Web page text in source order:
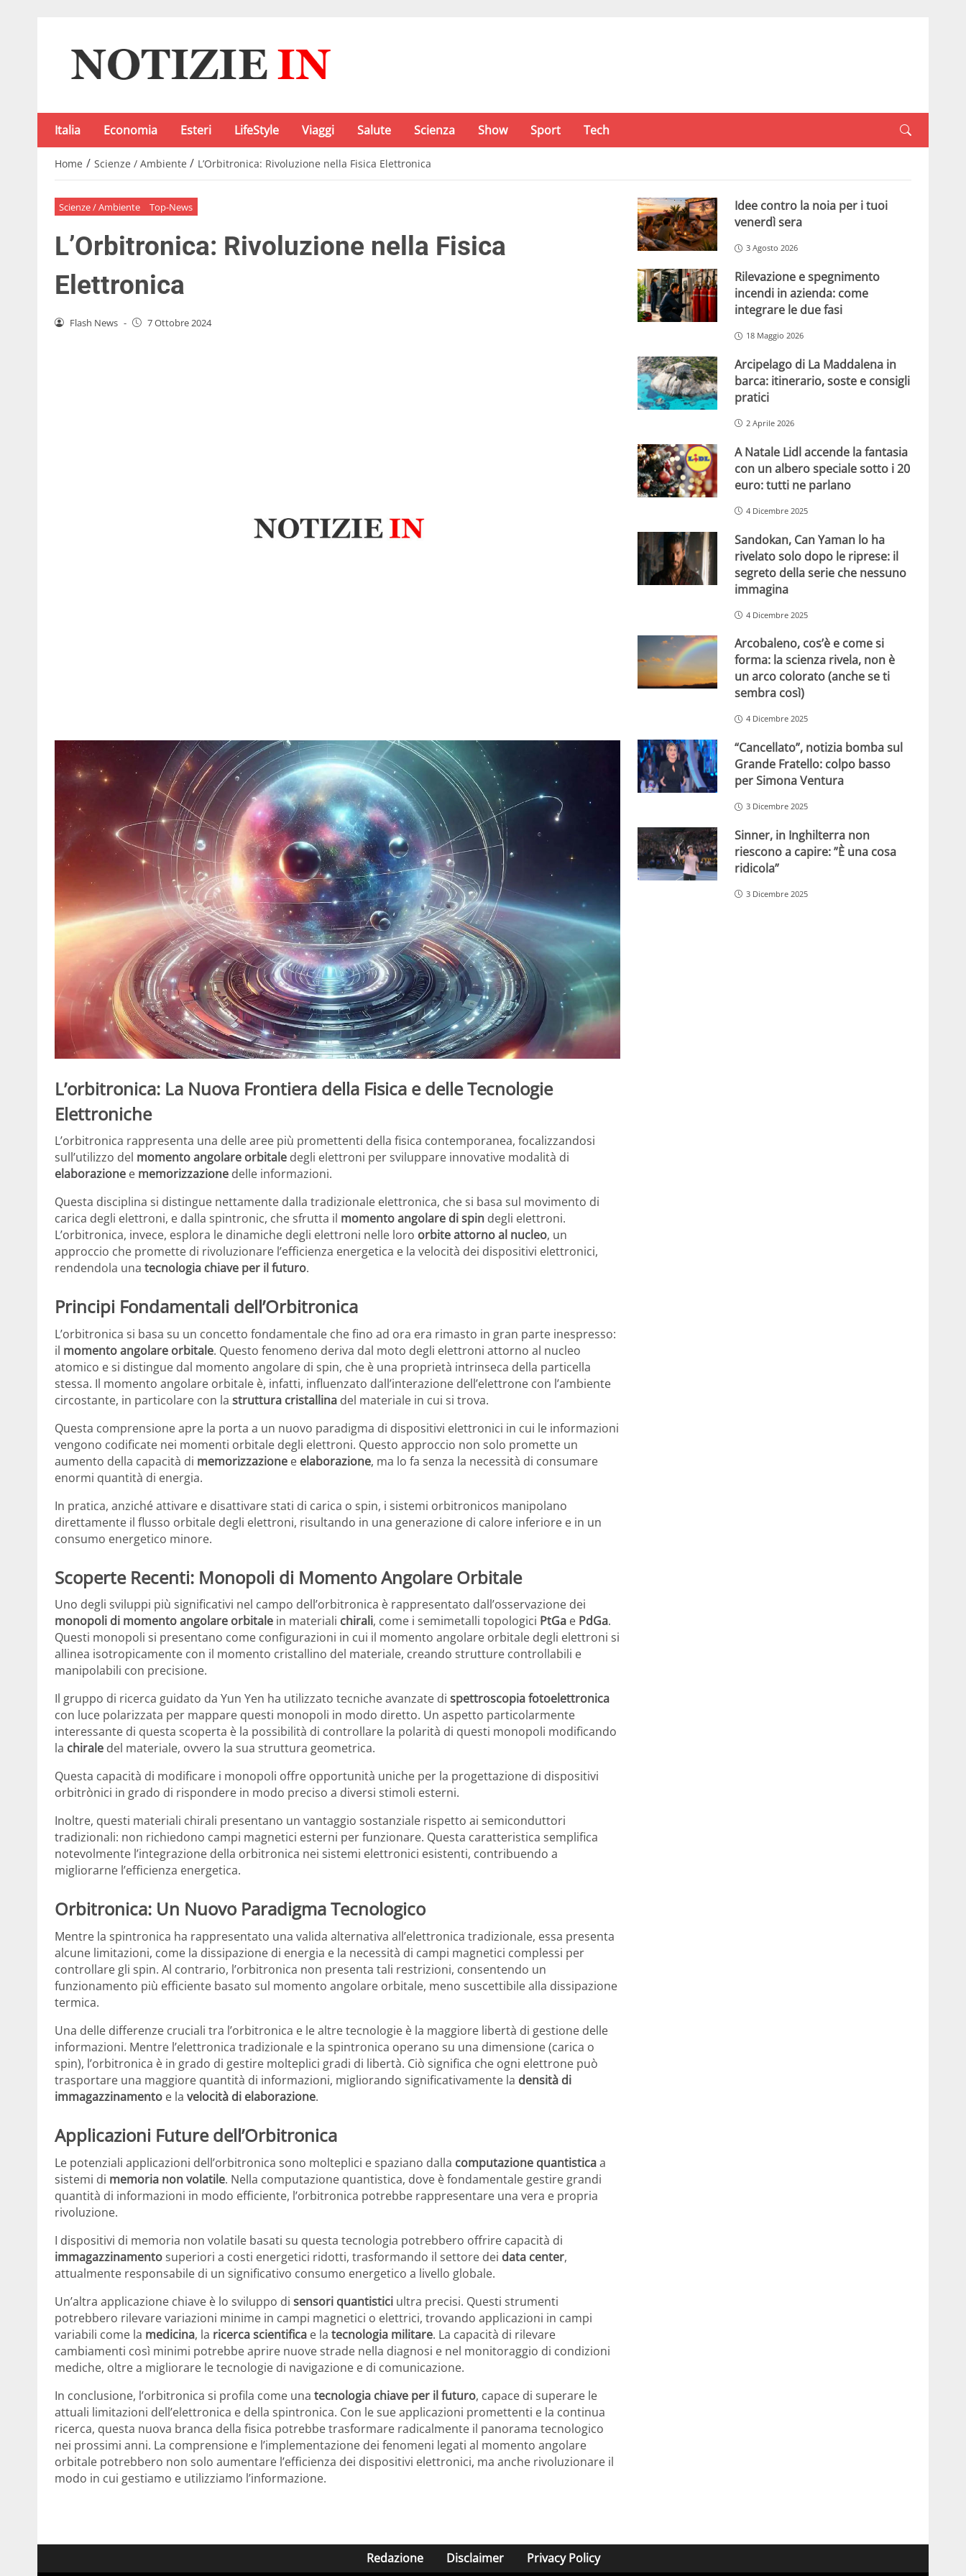
Italia Economia Esteri LifeStyle Viaggi Salute Scienza Show Sport Tech
Home / Scienze / Ambiente / L’Orbitronica: Rivoluzione nella Fisica Elettronica
Scienze / Ambiente Top-News
L’Orbitronica: Rivoluzione nella Fisica
Elettronica
Flash News - 7 Ottobre 2024
L’orbitronica: La Nuova Frontiera della Fisica e delle Tecnologie
Elettroniche
L’orbitronica rappresenta una delle aree più promettenti della fisica contemporanea, focalizzandosi
sull’utilizzo del momento angolare orbitale degli elettroni per sviluppare innovative modalità di
elaborazione e memorizzazione delle informazioni.
Questa disciplina si distingue nettamente dalla tradizionale elettronica, che si basa sul movimento di
carica degli elettroni, e dalla spintronic, che sfrutta il momento angolare di spin degli elettroni.
L’orbitronica, invece, esplora le dinamiche degli elettroni nelle loro orbite attorno al nucleo, un
approccio che promette di rivoluzionare l’efficienza energetica e la velocità dei dispositivi elettronici,
rendendola una tecnologia chiave per il futuro.
Principi Fondamentali dell’Orbitronica
L’orbitronica si basa su un concetto fondamentale che fino ad ora era rimasto in gran parte inespresso:
il momento angolare orbitale. Questo fenomeno deriva dal moto degli elettroni attorno al nucleo
atomico e si distingue dal momento angolare di spin, che è una proprietà intrinseca della particella
stessa. Il momento angolare orbitale è, infatti, influenzato dall’interazione dell’elettrone con l’ambiente
circostante, in particolare con la struttura cristallina del materiale in cui si trova.
Questa comprensione apre la porta a un nuovo paradigma di dispositivi elettronici in cui le informazioni
vengono codificate nei momenti orbitale degli elettroni. Questo approccio non solo promette un
aumento della capacità di memorizzazione e elaborazione, ma lo fa senza la necessità di consumare
enormi quantità di energia.
In pratica, anziché attivare e disattivare stati di carica o spin, i sistemi orbitronicos manipolano
direttamente il flusso orbitale degli elettroni, risultando in una generazione di calore inferiore e in un
consumo energetico minore.
Scoperte Recenti: Monopoli di Momento Angolare Orbitale
Uno degli sviluppi più significativi nel campo dell’orbitronica è rappresentato dall’osservazione dei
monopoli di momento angolare orbitale in materiali chirali, come i semimetalli topologici PtGa e PdGa.
Questi monopoli si presentano come configurazioni in cui il momento angolare orbitale degli elettroni si
allinea isotropicamente con il momento cristallino del materiale, creando strutture controllabili e
manipolabili con precisione.
Il gruppo di ricerca guidato da Yun Yen ha utilizzato tecniche avanzate di spettroscopia fotoelettronica
con luce polarizzata per mappare questi monopoli in modo diretto. Un aspetto particolarmente
interessante di questa scoperta è la possibilità di controllare la polarità di questi monopoli modificando
la chirale del materiale, ovvero la sua struttura geometrica.
Questa capacità di modificare i monopoli offre opportunità uniche per la progettazione di dispositivi
orbitrònici in grado di rispondere in modo preciso a diversi stimoli esterni.
Inoltre, questi materiali chirali presentano un vantaggio sostanziale rispetto ai semiconduttori
tradizionali: non richiedono campi magnetici esterni per funzionare. Questa caratteristica semplifica
notevolmente l’integrazione della orbitronica nei sistemi elettronici esistenti, contribuendo a
migliorarne l’efficienza energetica.
Orbitronica: Un Nuovo Paradigma Tecnologico
Mentre la spintronica ha rappresentato una valida alternativa all’elettronica tradizionale, essa presenta
alcune limitazioni, come la dissipazione di energia e la necessità di campi magnetici complessi per
controllare gli spin. Al contrario, l’orbitronica non presenta tali restrizioni, consentendo un
funzionamento più efficiente basato sul momento angolare orbitale, meno suscettibile alla dissipazione
termica.
Una delle differenze cruciali tra l’orbitronica e le altre tecnologie è la maggiore libertà di gestione delle
informazioni. Mentre l’elettronica tradizionale e la spintronica operano su una dimensione (carica o
spin), l’orbitronica è in grado di gestire molteplici gradi di libertà. Ciò significa che ogni elettrone può
trasportare una maggiore quantità di informazioni, migliorando significativamente la densità di
immagazzinamento e la velocità di elaborazione.
Applicazioni Future dell’Orbitronica
Le potenziali applicazioni dell’orbitronica sono molteplici e spaziano dalla computazione quantisticaa
sistemi di memoria non volatile. Nella computazione quantistica, dove è fondamentale gestire grandi
quantità di informazioni in modo efficiente, l’orbitronica potrebbe rappresentare una vera e propria
rivoluzione.
I dispositivi di memoria non volatile basati su questa tecnologia potrebbero offrire capacità di
immagazzinamentosuperiori a costi energetici ridotti, trasformando il settore dei data center,
attualmente responsabile di un significativo consumo energetico a livello globale.
Un’altra applicazione chiave è lo sviluppo di sensori quantistici ultra precisi. Questi strumenti
potrebbero rilevare variazioni minime in campi magnetici o elettrici, trovando applicazioni in campi
variabili come la medicina, la ricerca scientifica e la tecnologia militare. La capacità di rilevare
cambiamenti così minimi potrebbe aprire nuove strade nella diagnosi e nel monitoraggio di condizioni
mediche, oltre a migliorare le tecnologie di navigazione e di comunicazione.
In conclusione, l’orbitronica si profila come una tecnologia chiave per il futuro, capace di superare le
attuali limitazioni dell’elettronica e della spintronica. Con le sue applicazioni promettenti e la continua
ricerca, questa nuova branca della fisica potrebbe trasformare radicalmente il panorama tecnologico
nei prossimi anni. La comprensione e l’implementazione dei fenomeni legati al momento angolare
orbitale potrebbero non solo aumentare l’efficienza dei dispositivi elettronici, ma anche rivoluzionare il
modo in cui gestiamo e utilizziamo l’informazione.
Idee contro la noia per i tuoi
venerdì sera
3 Agosto 2026
Rilevazione e spegnimento
incendi in azienda: come
integrare le due fasi
18 Maggio 2026
Arcipelago di La Maddalena in
barca: itinerario, soste e consigli
pratici
2 Aprile 2026
A Natale Lidl accende la fantasia
con un albero speciale sotto i 20
euro: tutti ne parlano
4 Dicembre 2025
Sandokan, Can Yaman lo ha
rivelato solo dopo le riprese: il
segreto della serie che nessuno
immagina
4 Dicembre 2025
Arcobaleno, cos’è e come si
forma: la scienza rivela, non è
un arco colorato (anche se ti
sembra così)
4 Dicembre 2025
“Cancellato”, notizia bomba sul
Grande Fratello: colpo basso
per Simona Ventura
3 Dicembre 2025
Sinner, in Inghilterra non
riescono a capire: ”È una cosa
ridicola”
3 Dicembre 2025
Redazione Disclaimer Privacy Policy